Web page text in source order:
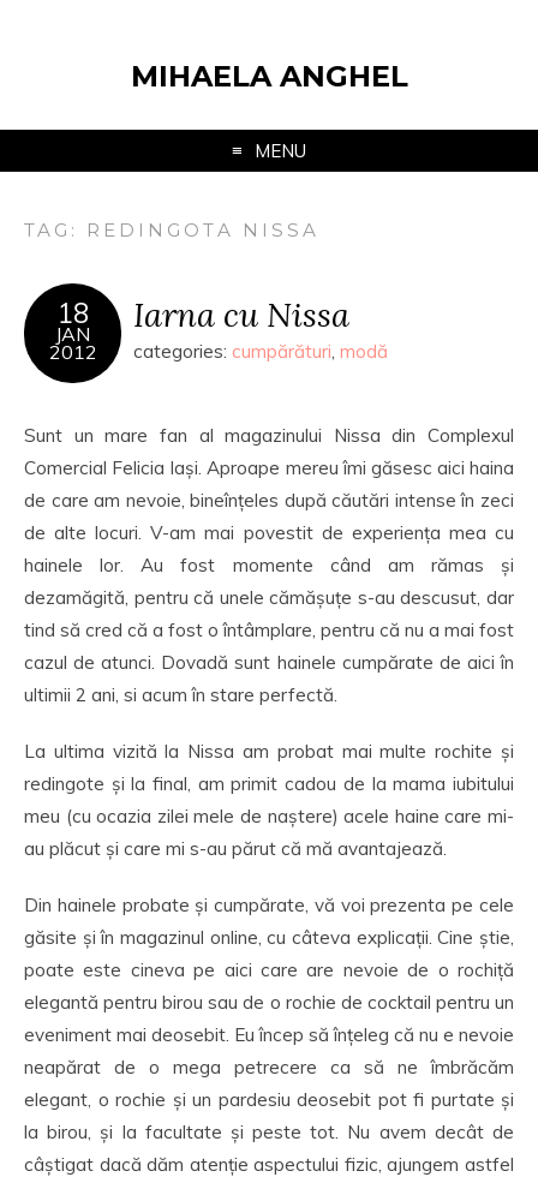
MIHAELA ANGHEL
MENU
TAG: REDINGOTA NISSA
18
JAN
2012
Iarna cu Nissa
categories: cumpărături, modă
Sunt un mare fan al magazinului Nissa din Complexul
Comercial Felicia Iași. Aproape mereu îmi găsesc aici haina
de care am nevoie, bineînțeles după căutări intense în zeci
de alte locuri. V-am mai povestit de experiența mea cu
hainele lor. Au fost momente când am rămas și
dezamăgită, pentru că unele cămășuțe s-au descusut, dar
tind să cred că a fost o întâmplare, pentru că nu a mai fost
cazul de atunci. Dovadă sunt hainele cumpărate de aici în
ultimii 2 ani, si acum în stare perfectă.
La ultima vizită la Nissa am probat mai multe rochite și
redingote și la final, am primit cadou de la mama iubitului
meu (cu ocazia zilei mele de naștere) acele haine care mi-
au plăcut și care mi s-au părut că mă avantajează.
Din hainele probate și cumpărate, vă voi prezenta pe cele
găsite și în magazinul online, cu câteva explicații. Cine știe,
poate este cineva pe aici care are nevoie de o rochiță
elegantă pentru birou sau de o rochie de cocktail pentru un
eveniment mai deosebit. Eu încep să înțeleg că nu e nevoie
neapărat de o mega petrecere ca să ne îmbrăcăm
elegant, o rochie și un pardesiu deosebit pot fi purtate și
la birou, și la facultate și peste tot. Nu avem decât de
câștigat dacă dăm atenție aspectului fizic, ajungem astfel